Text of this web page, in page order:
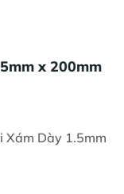
x 200mm
Xám Dày 1.5mm